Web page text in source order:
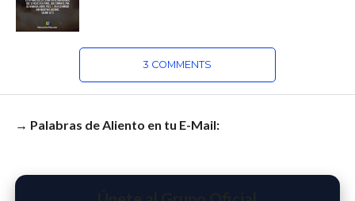
3 COMMENTS
→ Palabras de Aliento en tu E-Mail: